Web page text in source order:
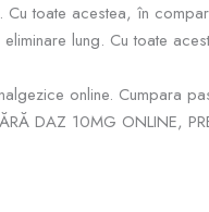
toate acestea, în
lung. Cu toate
online. Cumpara
DAZ 10MG ONLINE,